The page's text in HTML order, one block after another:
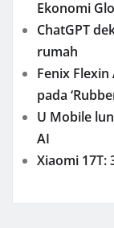
Ekonomi
ChatGPT
rumah
Fenix
pada
U Mobile
AI
Xiaomi 17T: